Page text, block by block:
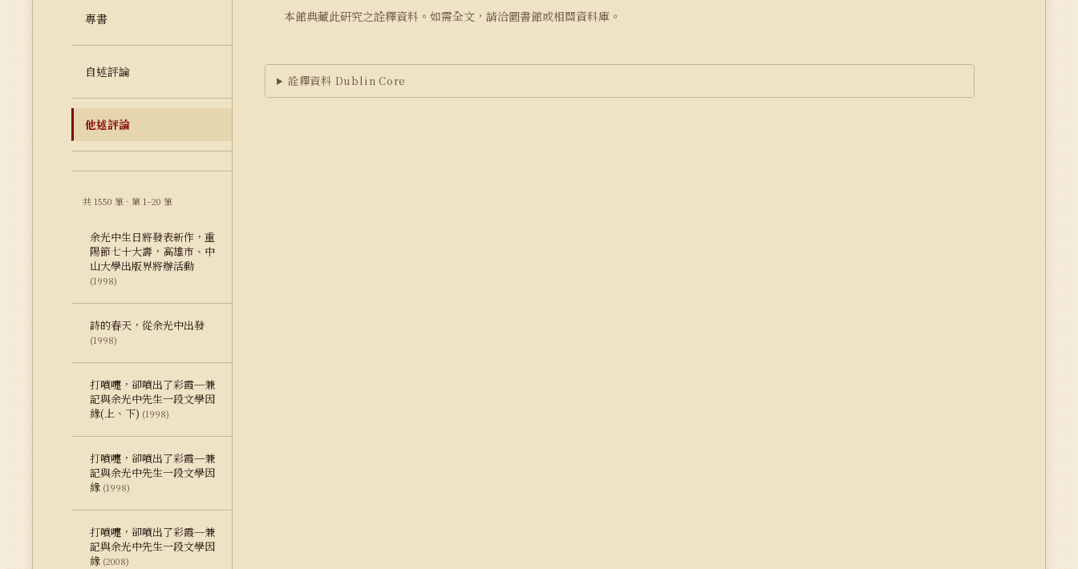
專書
自述評論
他述評論
共 1550 筆 · 第 1–20 筆
余光中生日將發表新作，重
陽節七十大壽，高雄市、中
山大學出版界將辦活動
(1998)
詩的春天，從余光中出發
(1998)
打噴嚏，卻噴出了彩霞─兼
記與余光中先生一段文學因
緣(上、下) (1998)
打噴嚏，卻噴出了彩霞─兼
記與余光中先生一段文學因
緣 (1998)
打噴嚏，卻噴出了彩霞─兼
記與余光中先生一段文學因
緣 (2008)
本館典藏此研究之詮釋資料。如需全文，請洽圖書館或相關資料庫。
詮釋資料 Dublin Core